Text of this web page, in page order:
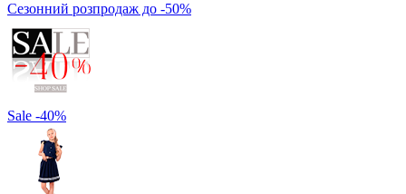
Сезонний розпродаж до -50%
Sale -40%